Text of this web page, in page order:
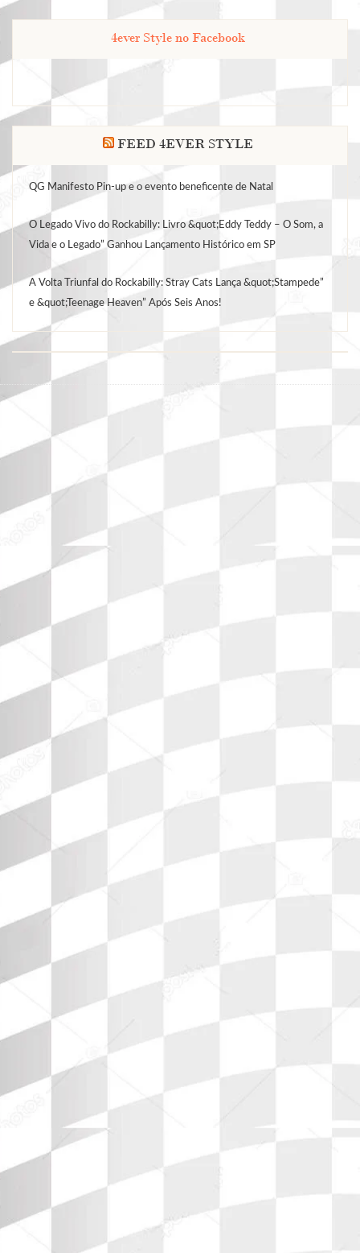
4ever Style no Facebook
FEED 4EVER STYLE
QG Manifesto Pin-up e o evento beneficente de Natal
O Legado Vivo do Rockabilly: Livro &quot;Eddy Teddy – O Som, a
Vida e o Legado” Ganhou Lançamento Histórico em SP
A Volta Triunfal do Rockabilly: Stray Cats Lança &quot;Stampede”
e &quot;Teenage Heaven” Após Seis Anos!